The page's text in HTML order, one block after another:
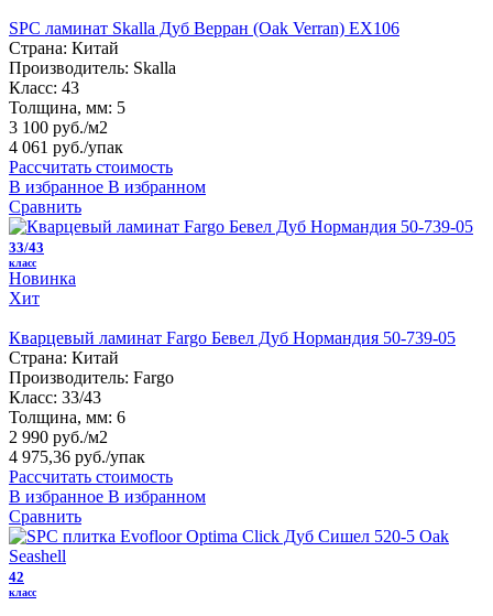
SPC ламинат Skalla Дуб Верран (Oak Verran) EX106
Страна: Китай
Производитель: Skalla
Класс: 43
Толщина, мм: 5
3 100 руб./м2
4 061 руб./упак
Рассчитать стоимость
В избранное В избранном
Сравнить
33/43
класс
Новинка
Хит
Кварцевый ламинат Fargo Бевел Дуб Нормандия 50-739-05
Страна: Китай
Производитель: Fargo
Класс: 33/43
Толщина, мм: 6
2 990 руб./м2
4 975,36 руб./упак
Рассчитать стоимость
В избранное В избранном
Сравнить
42
класс